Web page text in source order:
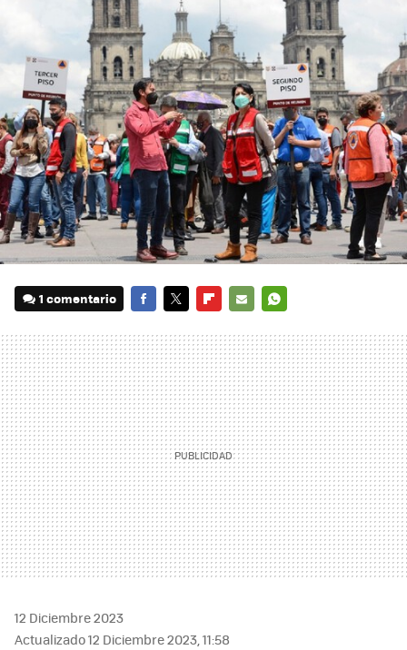
1 comentario
MAIL
12 Diciembre 2023
Actualizado 12 Diciembre 2023, 11:58